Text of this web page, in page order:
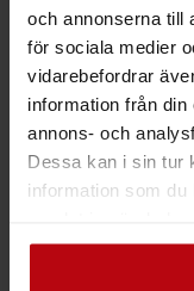
och annonserna till
för sociala medier
vidarebefordrar
information från
annons- och
Dessa kan i sin tur
information som du